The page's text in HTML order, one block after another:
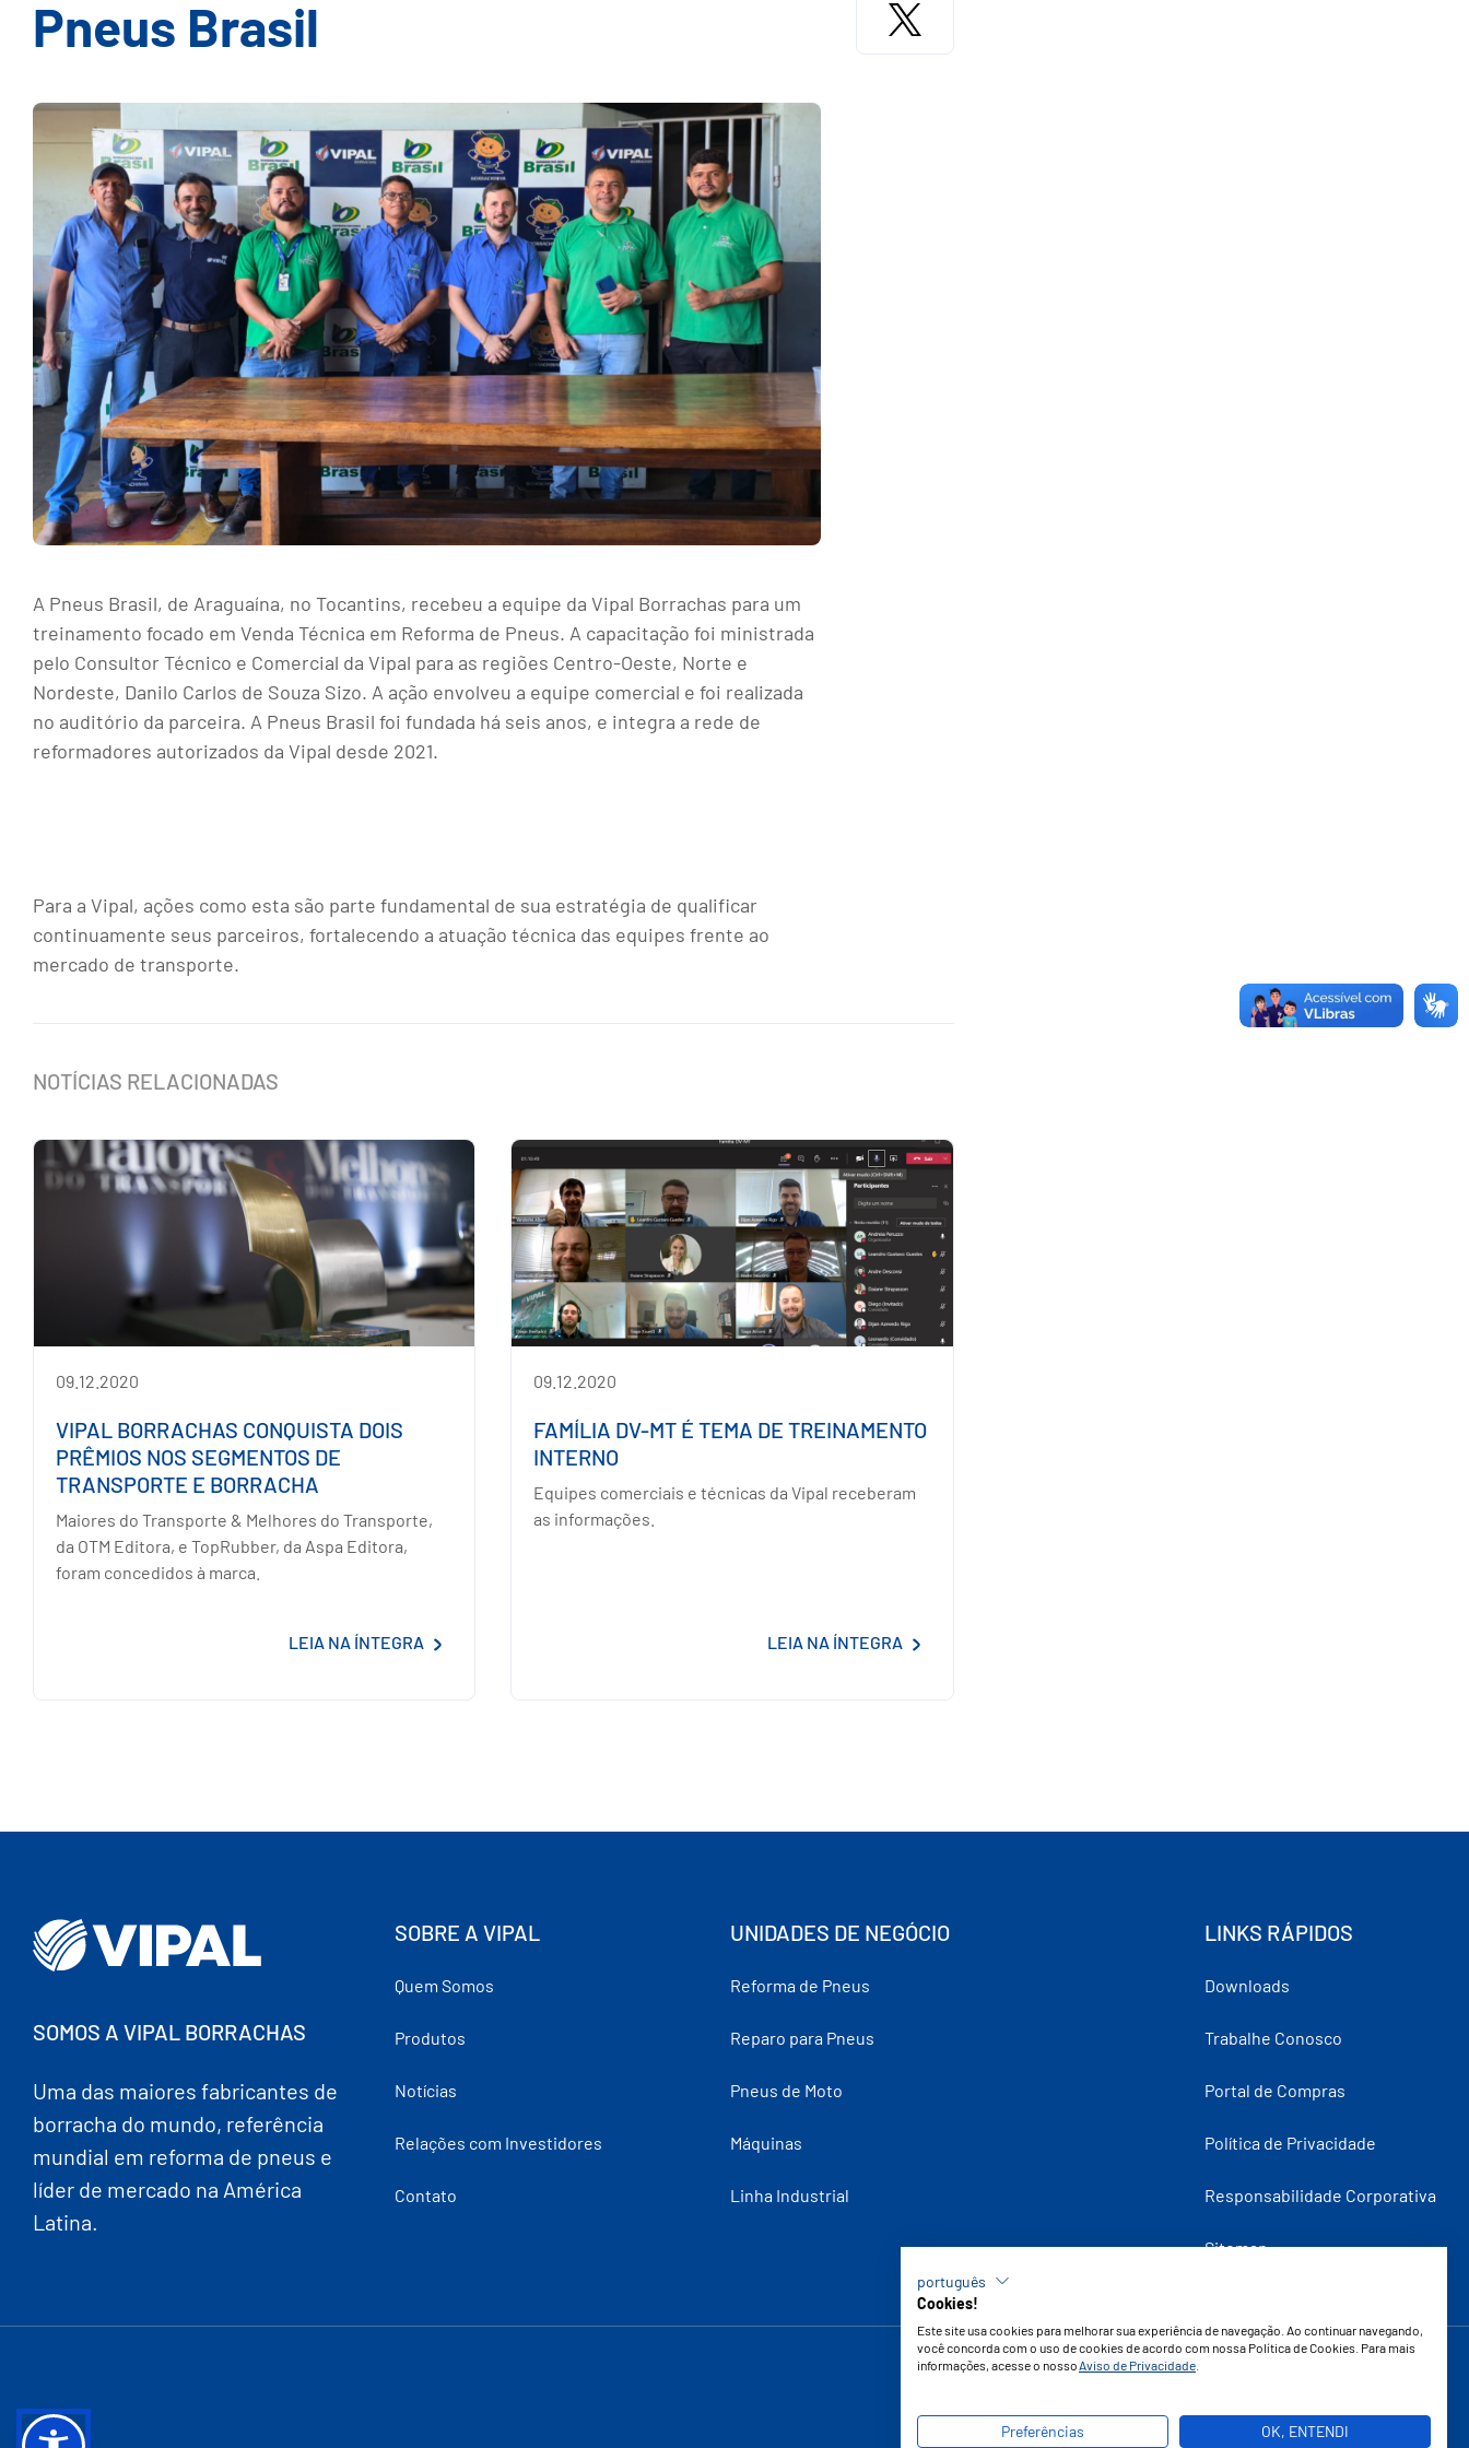
Pneus Brasil
A Pneus Brasil, de Araguaína, no Tocantins, recebeu a equipe da Vipal Borrachas para um
treinamento focado em Venda Técnica em Reforma de Pneus. A capacitação foi ministrada
pelo Consultor Técnico e Comercial da Vipal para as regiões Centro-Oeste, Norte e
Nordeste, Danilo Carlos de Souza Sizo. A ação envolveu a equipe comercial e foi realizada
no auditório da parceira. A Pneus Brasil foi fundada há seis anos, e integra a rede de
reformadores autorizados da Vipal desde 2021.
Para a Vipal, ações como esta são parte fundamental de sua estratégia de qualificar
continuamente seus parceiros, fortalecendo a atuação técnica das equipes frente ao
mercado de transporte.
NOTÍCIAS RELACIONADAS
09.12.2020
VIPAL BORRACHAS CONQUISTA DOIS
PRÊMIOS NOS SEGMENTOS DE
TRANSPORTE E BORRACHA
Maiores do Transporte & Melhores do Transporte,
da OTM Editora, e TopRubber, da Aspa Editora,
foram concedidos à marca.
LEIA NA ÍNTEGRA
09.12.2020
FAMÍLIA DV-MT É TEMA DE TREINAMENTO
INTERNO
Equipes comerciais e técnicas da Vipal receberam
as informações.
LEIA NA ÍNTEGRA
SOMOS A VIPAL BORRACHAS
Uma das maiores fabricantes de
borracha do mundo, referência
mundial em reforma de pneus e
líder de mercado na América
Latina.
SOBRE A VIPAL
Quem Somos
Produtos
Notícias
Relações com Investidores
Contato
UNIDADES DE NEGÓCIO
Reforma de Pneus
Reparo para Pneus
Pneus de Moto
Máquinas
Linha Industrial
LINKS RÁPIDOS
Downloads
Trabalhe Conosco
Portal de Compras
Política de Privacidade
Responsabilidade Corporativa
Sitemap
português
Cookies!
Este site usa cookies para melhorar sua experiência de navegação. Ao continuar navegando,
você concorda com o uso de cookies de acordo com nossa Política de Cookies. Para mais
informações, acesse o nossoAviso de Privacidade
Preferências OK, ENTENDI